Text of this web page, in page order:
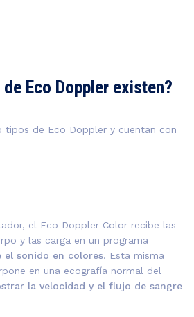
Eco Doppler existen?
tipos de Eco Doppler y cuentan con
el Eco Doppler Color recibe las
y las carga en un programa
el sonido en colores. Esta misma
en una ecografía normal del
la velocidad y el flujo de sangre